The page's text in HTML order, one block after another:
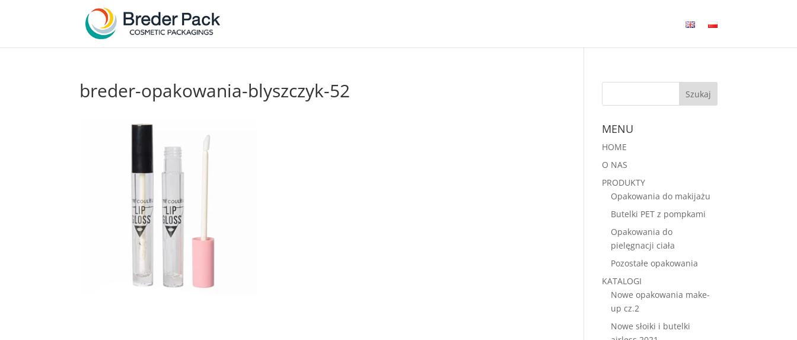
breder-opakowania-blyszczyk-52
MENU
HOME
O NAS
PRODUKTY
Opakowania do makijażu
Butelki PET z pompkami
Opakowania do
pielęgnacji ciała
Pozostałe opakowania
KATALOGI
Nowe opakowania make-
up cz.2
Nowe słoiki i butelki